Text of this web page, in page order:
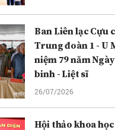
Ban Liên lạc Cựu
Trung đoàn 1 - U
niệm 79 năm
binh - Liệt sĩ
26/07/2026
Hội thảo khoa